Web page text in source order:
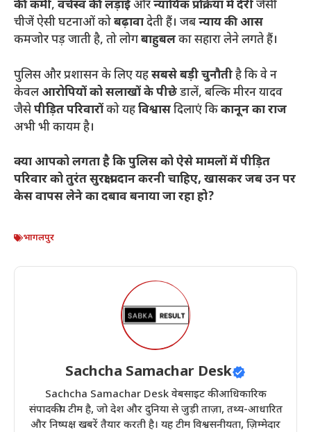
की कमी, वर्चस्व की लड़ाईऔरन्यायिक प्रक्रिया में देरीजैसी
चीजें ऐसी घटनाओं कोबढ़ावादेती हैं। जबन्याय की आस
कमजोर पड़ जाती है, तो लोगबाहुबलका सहारा लेने लगते हैं।
​पुलिस और प्रशासन के लिए यहसबसे बड़ी चुनौतीहै कि वे न
केवलआरोपियों को सलाखों के पीछेडालें, बल्कि मीरन यादव
जैसेपीड़ित परिवारोंको यहविश्वासदिलाएं किकानून का राज
अभी भी कायम है।
क्या आपको लगता है कि पुलिस को ऐसे मामलों में पीड़ित
परिवार को तुरंत सुरक्षा प्रदान करनी चाहिए, खासकर जब उन पर
केस वापस लेने का दबाव बनाया जा रहा हो?
भागलपुर
Sachcha Samachar Desk
Sachcha Samachar Desk वेबसाइट की आधिकारिक
संपादकीय टीम है, जो देश और दुनिया से जुड़ी ताज़ा, तथ्य-आधारित
और निष्पक्ष खबरें तैयार करती है। यह टीम विश्वसनीयता, ज़िम्मेदार